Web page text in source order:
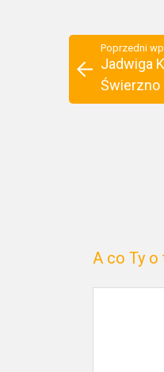
Poprzedni
Jadwiga
Świerzno
A co Ty o